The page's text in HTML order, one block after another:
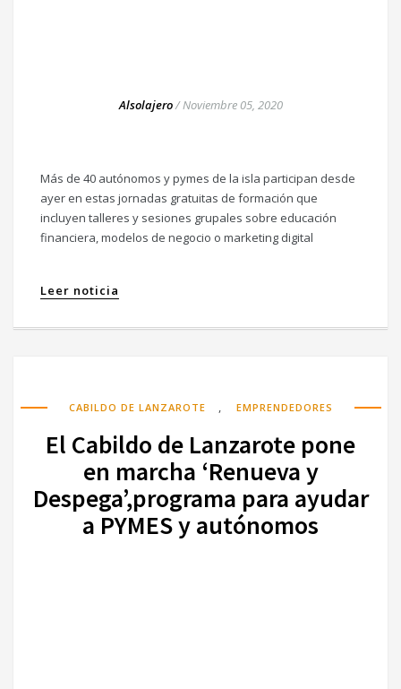
Alsolajero/Noviembre 05, 2020
Más de 40 autónomos y pymes de la isla participan desde
ayer en estas jornadas gratuitas de formación que
incluyen talleres y sesiones grupales sobre educación
financiera, modelos de negocio o marketing digital
Leer noticia
CABILDO DE LANZAROTE , EMPRENDEDORES
El Cabildo de Lanzarote pone
en marcha ‘Renueva y
Despega’,programa para ayudar
a PYMES y autónomos